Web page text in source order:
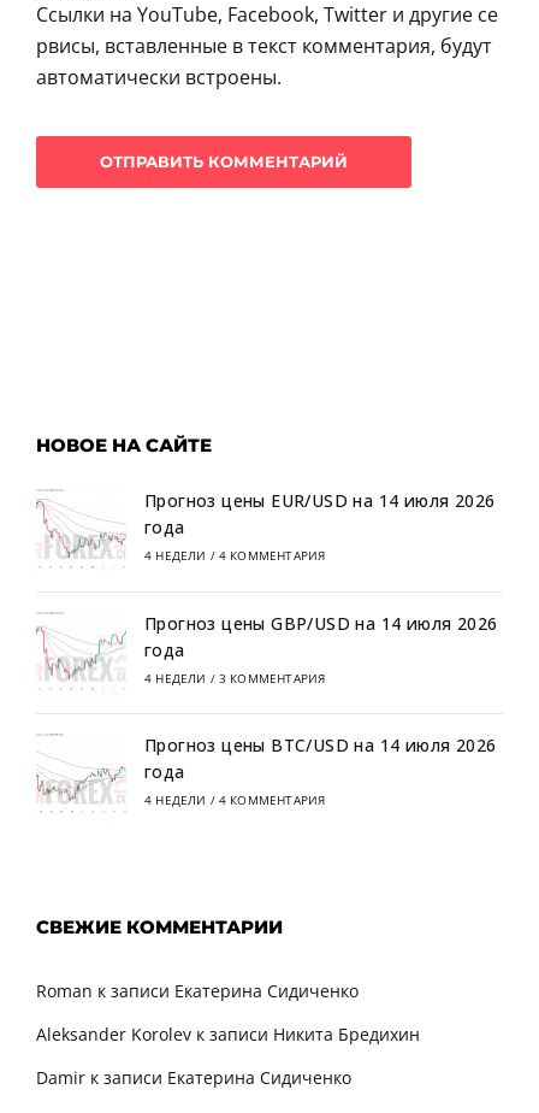
Ссылки на YouTube, Facebook, Twitter и другие се
рвисы, вставленные в текст комментария, будут
автоматически встроены.
НОВОЕ НА САЙТЕ
Прогноз цены EUR/USD на 14 июля 2026
года
4 НЕДЕЛИ / 4 КОММЕНТАРИЯ
Прогноз цены GBP/USD на 14 июля 2026
года
4 НЕДЕЛИ / 3 КОММЕНТАРИЯ
Прогноз цены BTC/USD на 14 июля 2026
года
4 НЕДЕЛИ / 4 КОММЕНТАРИЯ
СВЕЖИЕ КОММЕНТАРИИ
Roman к записи Екатерина Сидиченко
Aleksander Korolev к записи Никита Бредихин
Damir к записи Екатерина Сидиченко